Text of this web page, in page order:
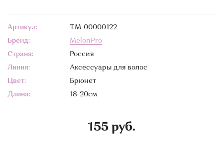
Артикул:
ТМ-00000122
Бренд:
MelonPro
Страна:
Россия
Линия:
Аксессуары для волос
Цвет:
Брюнет
Длина:
18-20см
155 руб.